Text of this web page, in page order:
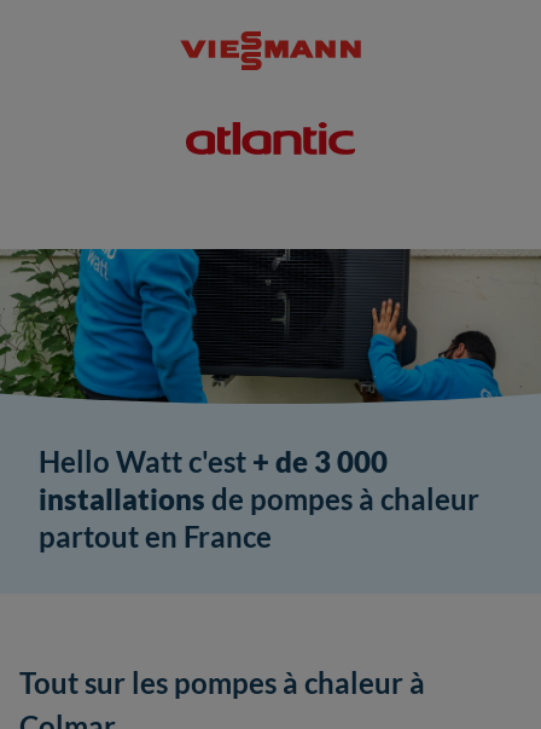
Hello Watt c'est + de 3 000
installations de pompes à chaleur
partout en France
Tout sur les pompes à chaleur à